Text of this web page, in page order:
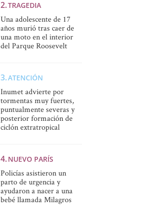
TRAGEDIA
Una adolescente de 17
años murió tras caer de
una moto en el interior
del Parque Roosevelt
ATENCIÓN
Inumet advierte por
tormentas muy fuertes,
puntualmente severas y
posterior formación de
ciclón extratropical
NUEVO PARÍS
Policías asistieron un
parto de urgencia y
ayudaron a nacer a una
bebé llamada Milagros